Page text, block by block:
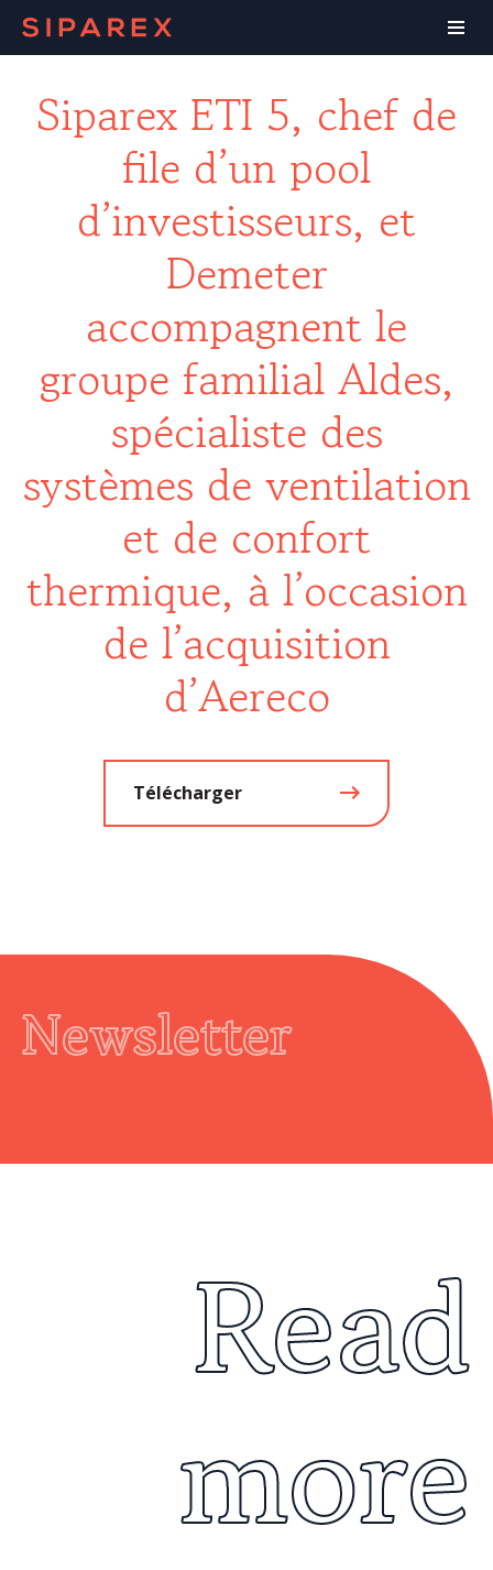
Siparex ETI 5, chef de
file d’un pool
d’investisseurs, et
Demeter
accompagnent le
groupe familial Aldes,
spécialiste des
systèmes de ventilation
et de confort
thermique, à l’occasion
de l’acquisition
d’Aereco
Télécharger
Newsletter
Read
more